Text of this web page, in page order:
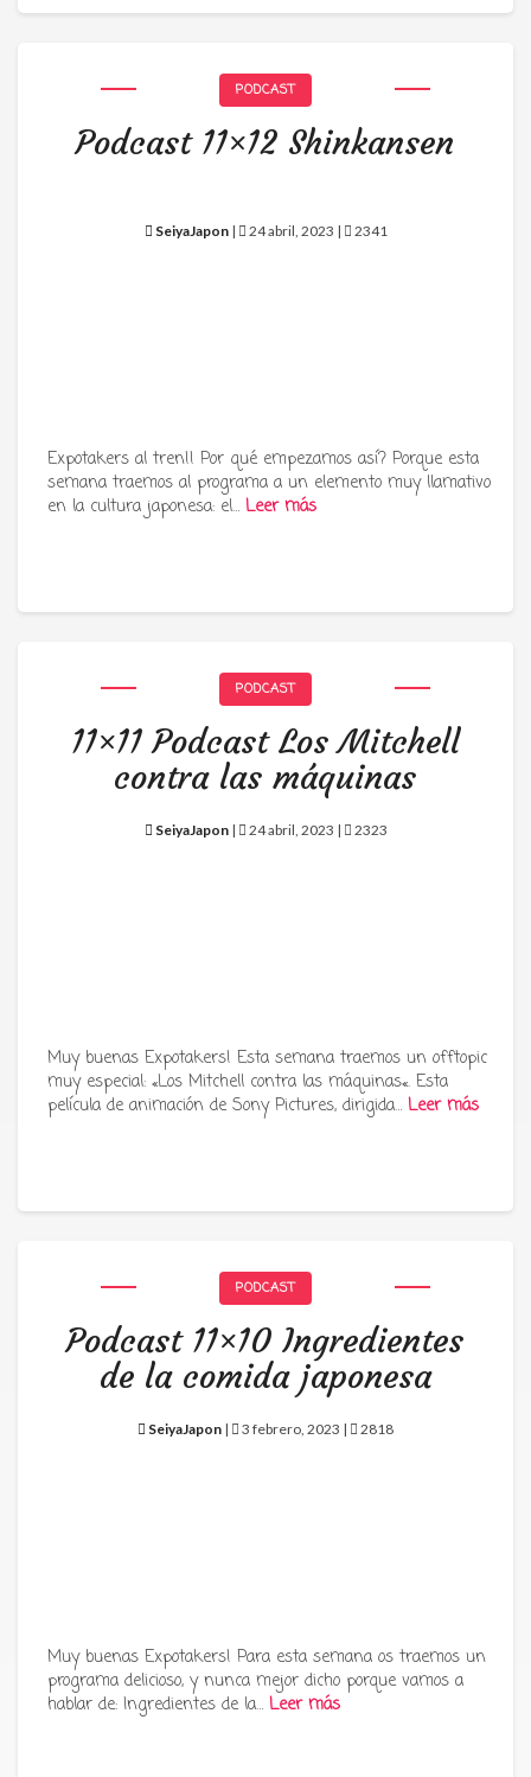
PODCAST
Podcast 11×12 Shinkansen
SeiyaJapon| 24 abril, 2023 | 2341
Expotakers al tren!! Por qué empezamos así? Porque esta
semana traemos al programa a un elemento muy llamativo
en la cultura japonesa: el… Leer más
PODCAST
11×11 Podcast Los Mitchell
contra las máquinas
SeiyaJapon| 24 abril, 2023 | 2323
Muy buenas Expotakers! Esta semana traemos un offtopic
muy especial: «Los Mitchell contra las máquinas«. Esta
película de animación de Sony Pictures, dirigida… Leer más
PODCAST
Podcast 11×10 Ingredientes
de la comida japonesa
SeiyaJapon | 3 febrero, 2023 | 2818
Muy buenas Expotakers! Para esta semana os traemos un
programa delicioso, y nunca mejor dicho porque vamos a
hablar de: Ingredientes de la… Leer más